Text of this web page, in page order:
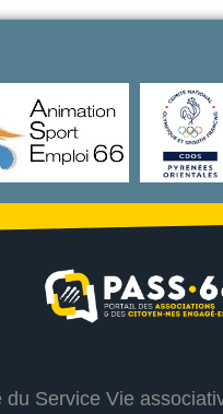
du Service Vie